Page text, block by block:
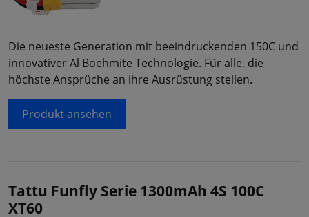
Die neueste Generation mit beeindruckenden 150C und
innovativer Al Boehmite Technologie. Für alle, die
höchste Ansprüche an ihre Ausrüstung stellen.
Produkt ansehen
Tattu Funfly Serie 1300mAh 4S 100C
XT60